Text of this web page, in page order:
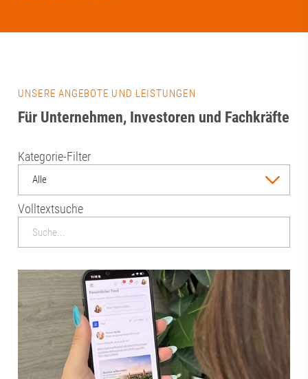
UNSERE ANGEBOTE UND LEISTUNGEN
Für Unternehmen, Investoren und Fachkräfte
Kategorie-Filter
Alle
Volltextsuche